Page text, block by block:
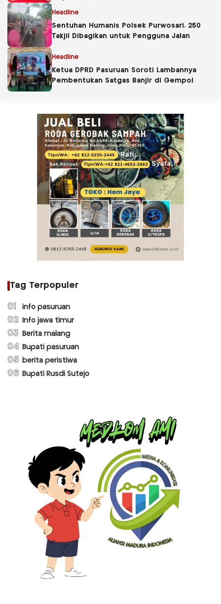
Headline
Sentuhan Humanis Polsek Purwosari, 250
Takjil Dibagikan untuk Pengguna Jalan
Headline
Ketua DPRD Pasuruan Soroti Lambannya
Pembentukan Satgas Banjir di Gempol
Tag Terpopuler
01 info pasuruan
02 Info jawa timur
03 Berita malang
04 Bupati pasuruan
05 berita peristiwa
06 Bupati Rusdi Sutejo